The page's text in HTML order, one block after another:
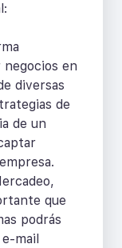
en
diversas
de
de un
que
podrás
mail